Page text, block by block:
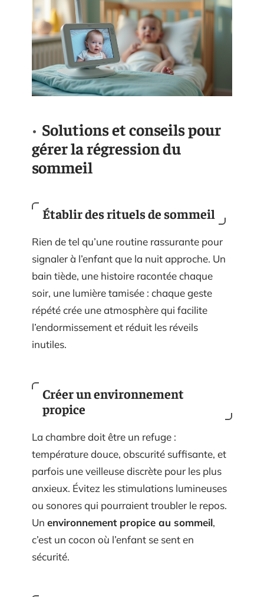
Solutions et conseils pour
gérer la régression du
sommeil
Établir des rituels de sommeil
Rien de tel qu’une routine rassurante pour
signaler à l’enfant que la nuit approche. Un
bain tiède, une histoire racontée chaque
soir, une lumière tamisée : chaque geste
répété crée une atmosphère qui facilite
l’endormissement et réduit les réveils
inutiles.
Créer un environnement
propice
La chambre doit être un refuge :
température douce, obscurité suffisante, et
parfois une veilleuse discrète pour les plus
anxieux. Évitez les stimulations lumineuses
ou sonores qui pourraient troubler le repos.
Un environnement propice au sommeil,
c’est un cocon où l’enfant se sent en
sécurité.